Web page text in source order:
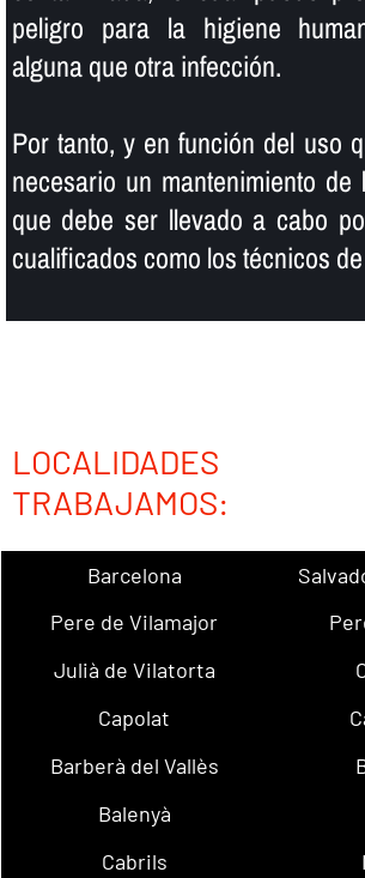
peligro para la higiene
alguna que otra infección.
Por tanto, y en función del uso
necesario un mantenimiento de
que debe ser llevado a cabo
cualificados como los técnicos
LOCALIDADES
TRABAJAMOS:
Barcelona
Pere de Vilamajor
Julià de Vilatorta
Capolat
Barberà del Vallès
Balenyà
Cabrils